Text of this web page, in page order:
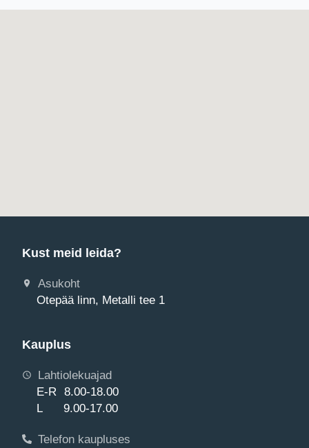
Kust meid leida?
Asukoht
Otepää linn, Metalli tee 1
Kauplus
Lahtiolekuajad
E-R 8.00-18.00
L 9.00-17.00
Telefon kaupluses